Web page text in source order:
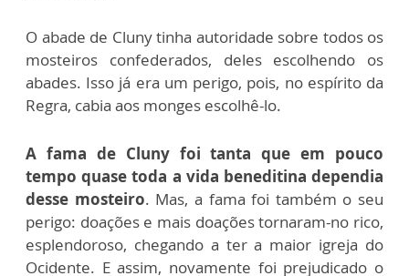
O abade de Cluny tinha autoridade sobre todos os
mosteiros confederados, deles escolhendo os
abades. Isso já era um perigo, pois, no espírito da
Regra, cabia aos monges escolhê-lo.
A fama de Cluny foi tanta que em pouco
tempo quase toda a vida beneditina dependia
desse mosteiro. Mas, a fama foi também o seu
perigo: doações e mais doações tornaram-no rico,
esplendoroso, chegando a ter a maior igreja do
Ocidente. E assim, novamente foi prejudicado o